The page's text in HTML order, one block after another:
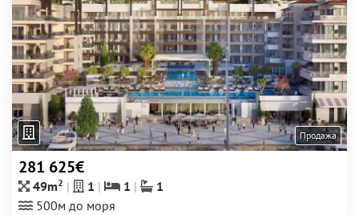
Продажа
281 625€
49m2 1 1
1
500м до моря